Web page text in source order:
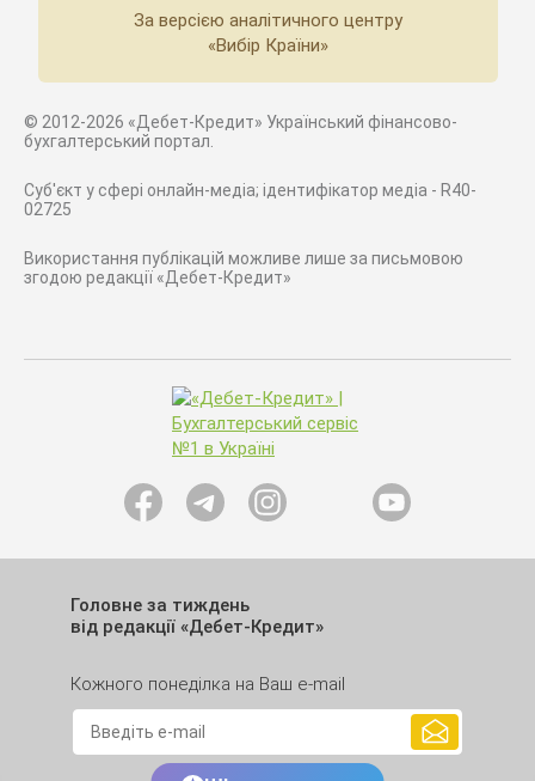
За версією аналітичного центру
«Вибір Країни»
© 2012-2026 «Дебет-Кредит» Український фінансово-
бухгалтерський портал.
Суб'єкт у сфері онлайн-медіа; ідентифікатор медіа - R40-
02725
Використання публікацій можливе лише за письмовою
згодою редакції «Дебет-Кредит»
Головне за тиждень
від редакції «Дебет-Кредит»
Кожного понеділка на Ваш e-mail